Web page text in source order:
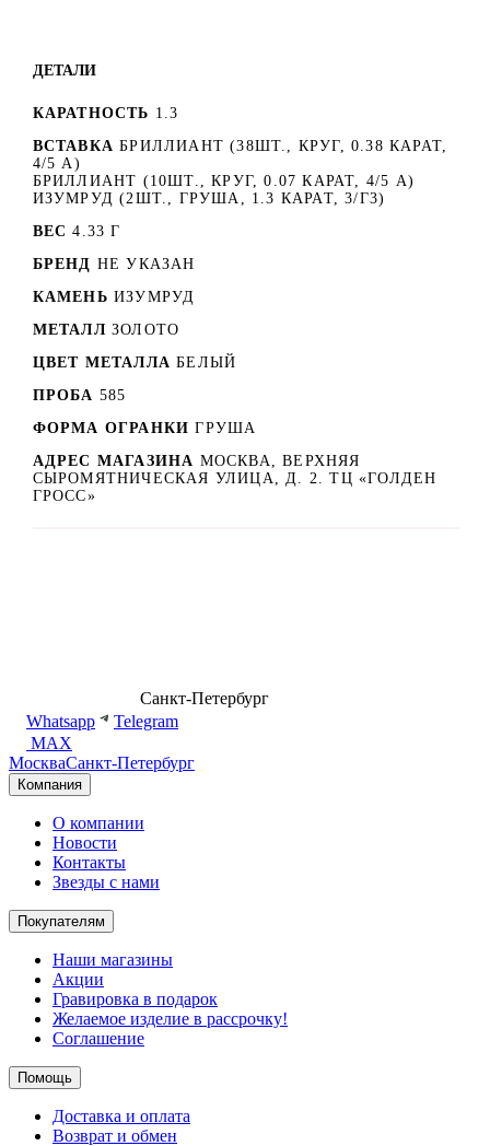
ДЕТАЛИ
КАРАТНОСТЬ 1.3
ВСТАВКА БРИЛЛИАНТ (38ШТ., КРУГ, 0.38 КАРАТ,
4/5 А)
БРИЛЛИАНТ (10ШТ., КРУГ, 0.07 КАРАТ, 4/5 А)
ИЗУМРУД (2ШТ., ГРУША, 1.3 КАРАТ, 3/Г3)
ВЕС 4.33 Г
БРЕНД НЕ УКАЗАН
КАМЕНЬ ИЗУМРУД
МЕТАЛЛ ЗОЛОТО
ЦВЕТ МЕТАЛЛА БЕЛЫЙ
ПРОБА 585
ФОРМА ОГРАНКИ ГРУША
АДРЕС МАГАЗИНА МОСКВА, ВЕРХНЯЯ
СЫРОМЯТНИЧЕСКАЯ УЛИЦА, Д. 2. ТЦ «ГОЛДЕН
ГРОСС»
Санкт-Петербург
Whatsapp
Telegram
MAX
МоскваСанкт-Петербург
Компания
О компании
Новости
Контакты
Звезды с нами
Покупателям
Наши магазины
Акции
Гравировка в подарок
Желаемое изделие в рассрочку!
Соглашение
Помощь
Доставка и оплата
Возврат и обмен